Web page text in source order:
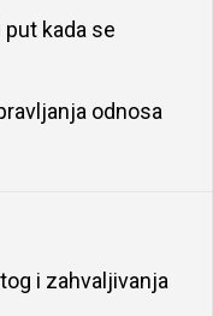
kada se
odnosa
i zahvaljivanja